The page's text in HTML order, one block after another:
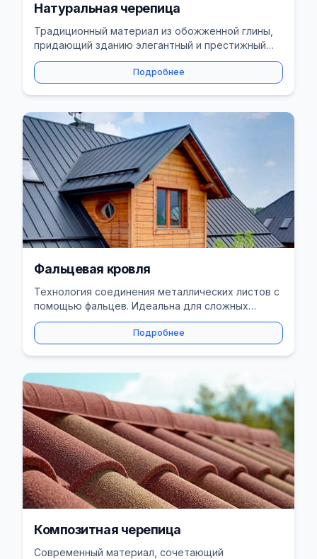
Натуральная черепица
Традиционный материал из обожженной глины,
придающий зданию элегантный и престижный
внешний вид.
Подробнее
Фальцевая кровля
Технология соединения металлических листов с
помощью фальцев. Идеальна для сложных
архитектурных форм.
Подробнее
Композитная черепица
Современный материал, сочетающий